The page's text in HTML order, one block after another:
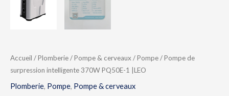
Accueil /Plomberie/Pompe & cerveaux /Pompe/ Pompe de
surpression intelligente 370W PQ50E-1 |LEO
Plomberie, Pompe, Pompe & cerveaux